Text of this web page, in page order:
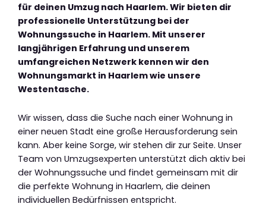
für deinen Umzug nach Haarlem. Wir bieten dir
professionelle Unterstützung bei der
Wohnungssuche in Haarlem. Mit unserer
langjährigen Erfahrung und unserem
umfangreichen Netzwerk kennen wir den
Wohnungsmarkt in Haarlem wie unsere
Westentasche.
Wir wissen, dass die Suche nach einer Wohnung in
einer neuen Stadt eine große Herausforderung sein
kann. Aber keine Sorge, wir stehen dir zur Seite. Unser
Team von Umzugsexperten unterstützt dich aktiv bei
der Wohnungssuche und findet gemeinsam mit dir
die perfekte Wohnung in Haarlem, die deinen
individuellen Bedürfnissen entspricht.